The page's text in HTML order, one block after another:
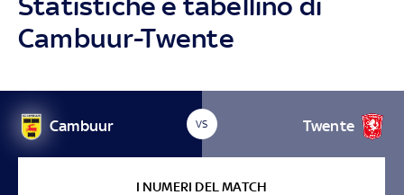
Cambuur-Twente
Cambuur VS Twente
I NUMERI DEL MATCH